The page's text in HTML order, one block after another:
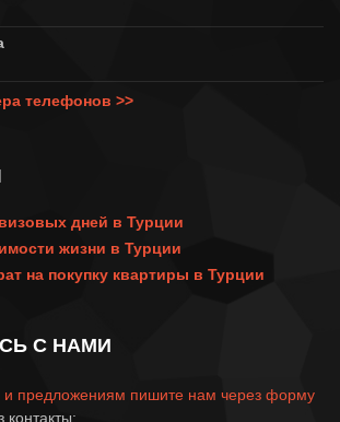
телефонов >>
дней в Турции
жизни в Турции
на покупку квартиры в Турции
С НАМИ
предложениям пишите нам через форму
контакты: